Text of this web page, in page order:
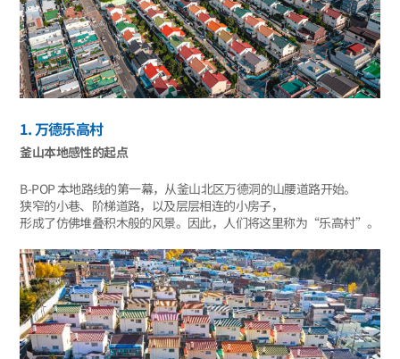
1. 万德乐高村
釜山本地感性的起点
B-POP 本地路线的第一幕，从釜山北区万德洞的山腰道路开始。
狭窄的小巷、阶梯道路，以及层层相连的小房子，
形成了仿佛堆叠积木般的风景。因此，人们将这里称为“乐高村”。